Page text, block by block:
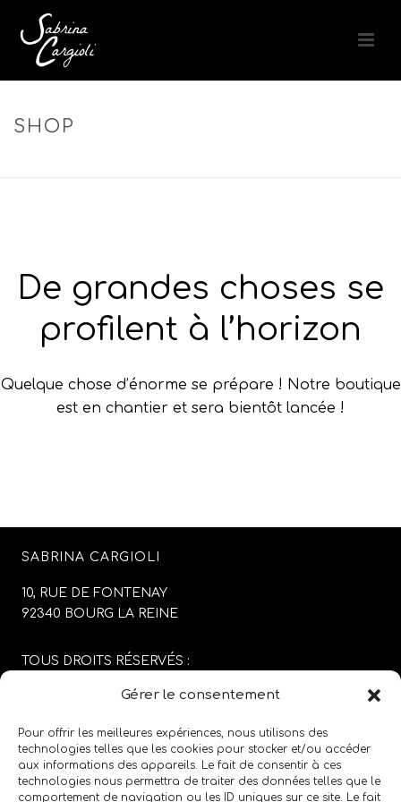
Gérer le consentement
Pour offrir les meilleures expériences, nous utilisons des
technologies telles que les cookies pour stocker et/ou accéder
aux informations des appareils. Le fait de consentir à ces
technologies nous permettra de traiter des données telles que le
comportement de navigation ou les ID uniques sur ce site. Le fait
SHOP
De grandes choses se
profilent à l’horizon
Quelque chose d’énorme se prépare ! Notre boutique
est en chantier et sera bientôt lancée !
SABRINA CARGIOLI
10, RUE DE FONTENAY
92340 BOURG LA REINE
TOUS DROITS RÉSERVÉS :
CONCEPTION DU SITE :
MENTIONS LÉGALES/CGV